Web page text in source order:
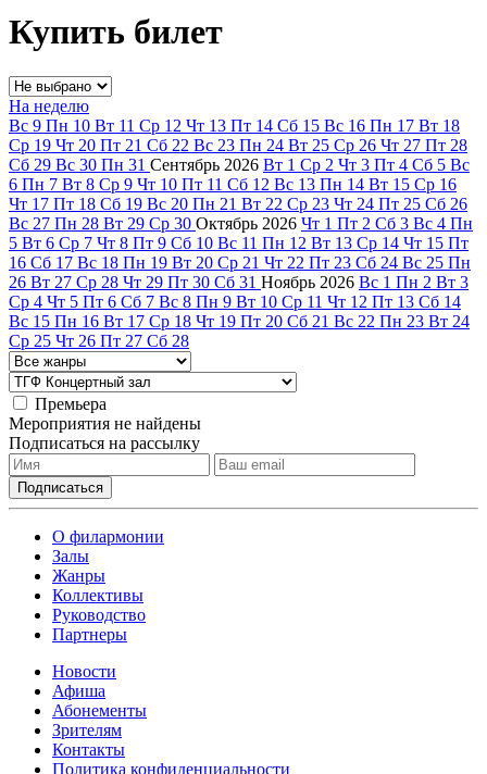
Купить билет
На неделю
Вс 9 Пн 10 Вт 11 Ср 12 Чт 13 Пт 14 Сб 15 Вс 16 Пн 17 Вт 18
Ср 19 Чт 20 Пт 21 Сб 22 Вс 23 Пн 24 Вт 25 Ср 26 Чт 27 Пт 28
Сб 29 Вс 30 Пн 31 Сентябрь 2026 Вт 1 Ср 2 Чт 3 Пт 4 Сб 5 Вс
6 Пн 7 Вт 8 Ср 9 Чт 10 Пт 11 Сб 12 Вс 13 Пн 14 Вт 15 Ср 16
Чт 17 Пт 18 Сб 19 Вс 20 Пн 21 Вт 22 Ср 23 Чт 24 Пт 25 Сб 26
Вс 27 Пн 28 Вт 29 Ср 30 Октябрь 2026 Чт 1 Пт 2 Сб 3 Вс 4 Пн
5 Вт 6 Ср 7 Чт 8 Пт 9 Сб 10 Вс 11 Пн 12 Вт 13 Ср 14 Чт 15 Пт
16 Сб 17 Вс 18 Пн 19 Вт 20 Ср 21 Чт 22 Пт 23 Сб 24 Вс 25 Пн
26 Вт 27 Ср 28 Чт 29 Пт 30 Сб 31 Ноябрь 2026 Вс 1 Пн 2 Вт 3
Ср 4 Чт 5 Пт 6 Сб 7 Вс 8 Пн 9 Вт 10 Ср 11 Чт 12 Пт 13 Сб 14
Вс 15 Пн 16 Вт 17 Ср 18 Чт 19 Пт 20 Сб 21 Вс 22 Пн 23 Вт 24
Ср 25 Чт 26 Пт 27 Сб 28
Премьера
Мероприятия не найдены
Подписаться на рассылку
О филармонии
Залы
Жанры
Коллективы
Руководство
Партнеры
Новости
Афиша
Абонементы
Зрителям
Контакты
Политика конфиденциальности